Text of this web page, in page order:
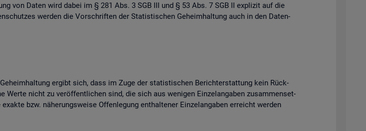
von Daten wird dabei im § 281 Abs. 3 SGB III und § 53 Abs. 7 SGB II ex­pli­zit auf die
wer­den die Vor­schrif­ten der Sta­tis­ti­schen Ge­heim­hal­tung auch in den Da­ten­
er­gibt sich, dass im Zuge der sta­tis­ti­schen Be­richt­erstat­tung kein Rück­
Werte nicht zu ver­öf­fent­li­chen sind, die sich aus we­ni­gen Ein­zel­an­ga­ben zu­sam­men­set­
bzw. nä­he­rungs­wei­se Of­fen­le­gung ent­hal­te­ner Ein­zel­an­ga­ben er­reicht wer­den